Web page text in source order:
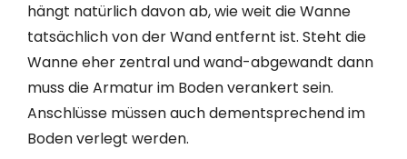
hängt natürlich davon ab, wie weit die Wanne
tatsächlich von der Wand entfernt ist. Steht die
Wanne eher zentral und wand-abgewandt dann
muss die Armatur im Boden verankert sein.
Anschlüsse müssen auch dementsprechend im
Boden verlegt werden.